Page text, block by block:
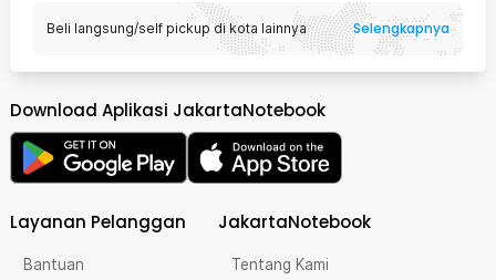
Beli langsung/self pickup di kota lainnya Selengkapnya
Download Aplikasi JakartaNotebook
Layanan Pelanggan
Bantuan
JakartaNotebook
Tentang Kami